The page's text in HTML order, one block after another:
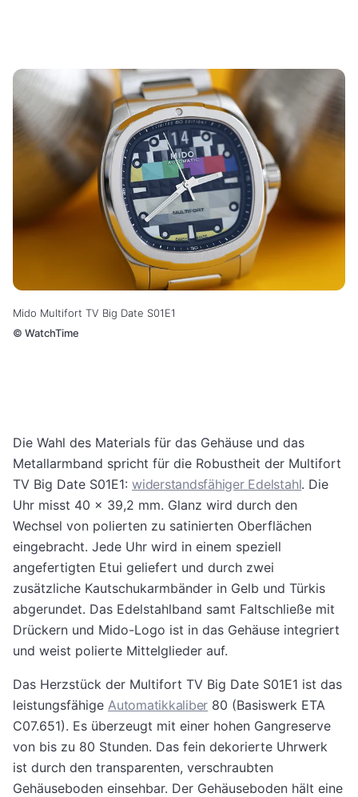
Mido Multifort TV Big Date S01E1
© WatchTime
Die Wahl des Materials für das Gehäuse und das
Metallarmband spricht für die Robustheit der Multifort
TV Big Date S01E1: widerstandsfähiger Edelstahl. Die
Uhr misst 40 x 39,2 mm. Glanz wird durch den
Wechsel von polierten zu satinierten Oberflächen
eingebracht. Jede Uhr wird in einem speziell
angefertigten Etui geliefert und durch zwei
zusätzliche Kautschukarmbänder in Gelb und Türkis
abgerundet. Das Edelstahlband samt Faltschließe mit
Drückern und Mido-Logo ist in das Gehäuse integriert
und weist polierte Mittelglieder auf.
Das Herzstück der Multifort TV Big Date S01E1 ist das
leistungsfähige Automatikkaliber 80 (Basiswerk ETA
C07.651). Es überzeugt mit einer hohen Gangreserve
von bis zu 80 Stunden. Das fein dekorierte Uhrwerk
ist durch den transparenten, verschraubten
Gehäuseboden einsehbar. Der Gehäuseboden hält eine